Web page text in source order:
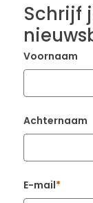
Schrijf
Voornaam
Achternaam
E-mail